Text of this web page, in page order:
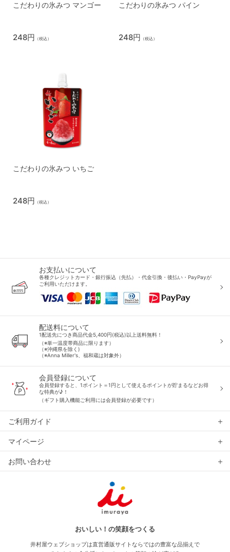
こだわりの氷みつ マンゴー
248円 （税込）
こだわりの氷みつ パイン
248円 （税込）
こだわりの氷みつ いちご
248円 （税込）
お支払いについて
各種クレジットカード・銀行振込（先払）・代金引換・後払い・PayPayが
ご利用いただけます。
配送料について
1配送先につき商品代金5,400円(税込)以上送料無料！
（※単一温度帯商品に限ります）
（※沖縄県を除く)
（※Anna Miller's、福和蔵は対象外）
会員登録について
会員登録すると、1ポイント＝1円として使えるポイントが貯まるなどお得
な特典が♪！
（ギフト購入機能ご利用には会員登録が必要です）
ご利用ガイド
マイページ
お問い合わせ
おいしい！の笑顔をつくる
井村屋ウェブショップは直営通販サイトならではの豊富な品揃えで